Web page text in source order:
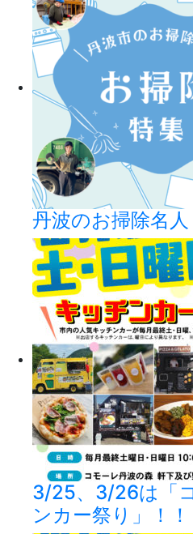
丹波のお掃除名
3/25、3/26は「
ンカー祭り」！！